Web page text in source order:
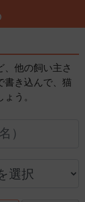
、他の飼い主さ
書き込んで、猫
う。